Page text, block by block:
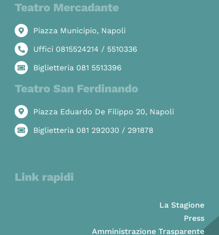
Teatro Mercadante
Piazza Municipio, Napoli
Uffici 0815524214 / 5510336
Biglietteria 081 5513396
Teatro San Ferdinando
Piazza Eduardo De Filippo 20, Napoli
Biglietteria 081 292030 / 291878
Link rapidi
La Stagione
Press
Amministrazione Trasparente